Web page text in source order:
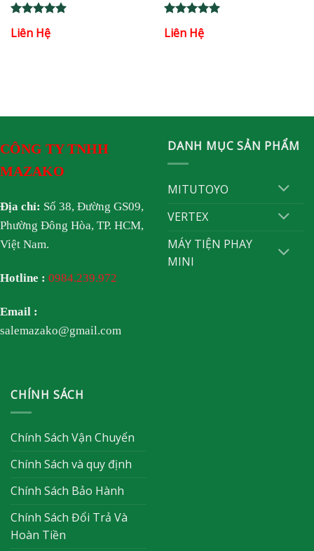
out of 5
Liên Hệ
out of 5
Liên Hệ
CÔNG TY TNHH
MAZAKO
Địa chỉ: Số 38, Đường GS09,
Phường Đông Hòa, TP. HCM,
Việt Nam.
Hotline : 0984.239.972
Email :
salemazako@gmail.com
DANH MỤC SẢN PHẨM
MITUTOYO
VERTEX
MÁY TIỆN PHAY
MINI
CHÍNH SÁCH
Chính Sách Vận Chuyển
Chính Sách và quy định
Chính Sách Bảo Hành
Chính Sách Đổi Trả Và
Hoàn Tiền